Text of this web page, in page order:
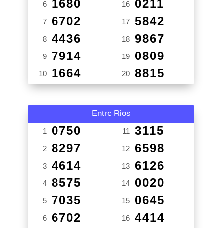
6 1680
7 6702
8 4436
9 7914
10 1664
16 0211
17 5842
18 9867
19 0809
20 8815
Entre Rios
1 0750
2 8297
3 4614
4 8575
5 7035
6 6702
11 3115
12 6598
13 6126
14 0020
15 0645
16 4414